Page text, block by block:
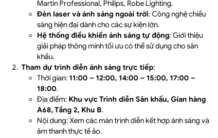
Martin Professional, Philips, Robe Lighting.
Đèn laser và ánh sáng ngoài trời: Công nghệ chiếu
sáng hiện đại dành cho các sự kiện lớn.
Hệ thống điều khiển ánh sáng tự động: Giới thiệu
giải pháp thông minh tối ưu có thể sử dụng cho sân
khấu.
Tham dự trình diễn ánh sáng trực tiếp:
Thời gian: 11:00 – 12:00, 14:00 – 15:00, 17:00 –
18:00.
Địa điểm: Khu vực Trình diễn Sân khấu, Gian hàng
A68, Tầng 2, Khu B.
Nội dung: Xem các màn trình diễn kết hợp ánh sáng và
âm thanh thực tế ảo.